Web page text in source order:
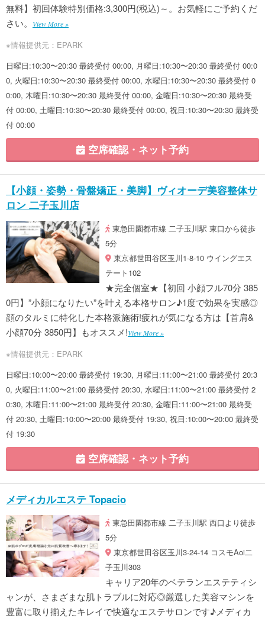
無料】初回体験特別価格:3,300円(税込)～。お気軽にご予約くだ
さい。
View More »
※情報提供元：EPARK
日曜日:10:30〜20:30 最終受付 00:00, 月曜日:10:30〜20:30 最終受付 00:0
0, 火曜日:10:30〜20:30 最終受付 00:00, 水曜日:10:30〜20:30 最終受付 0
0:00, 木曜日:10:30〜20:30 最終受付 00:00, 金曜日:10:30〜20:30 最終受
付 00:00, 土曜日:10:30〜20:30 最終受付 00:00, 祝日:10:30〜20:30 最終受
付 00:00
空席確認・ネット予約
【小顔・姿勢・骨盤矯正・美脚】ヴィオーデ美容整体サ
ロン 二子玉川店
東急田園都市線 二子玉川駅 東口から徒歩
5分
東京都世田谷区玉川1-8-10 ウイングエス
テート102
★完全個室★【初回 小顔フル70分 385
0円】”小顔になりたい”を叶える本格サロン♪1度で効果を実感◎
顔のタルミに特化した本格派施術!疲れが気になる方は【首肩&
小顔70分 3850円】もオススメ!View More »
※情報提供元：EPARK
日曜日:10:00〜20:00 最終受付 19:30, 月曜日:11:00〜21:00 最終受付 20:3
0, 火曜日:11:00〜21:00 最終受付 20:30, 水曜日:11:00〜21:00 最終受付 2
0:30, 木曜日:11:00〜21:00 最終受付 20:30, 金曜日:11:00〜21:00 最終受
付 20:30, 土曜日:10:00〜20:00 最終受付 19:30, 祝日:10:00〜20:00 最終受
付 19:30
空席確認・ネット予約
メディカルエステ Topacio
東急田園都市線 二子玉川駅 西口より徒歩
5分
東京都世田谷区玉川3-24-14 コスモAoi二
子玉川303
キャリア20年のベテランエステティシ
ャンが、さまざまな肌トラブルに対応◎厳選した美容マシンを
豊富に取り揃えたキレイで快適なエステサロンです♪メディカ